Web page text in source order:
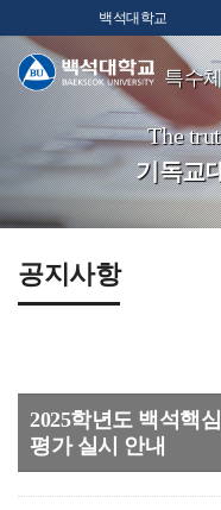
백석대학교
특수
The
기독교
공지사항
2025학년도 백석핵
평가 실시 안내